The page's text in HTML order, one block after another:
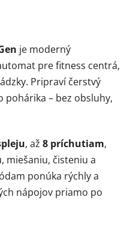
je moderný
pre fitness centrá,
Pripraví čerstvý
– bez obsluhy,
, až 8 príchutiam,
miešaniu, čisteniu a
ponúka rýchly a
nápojov priamo po